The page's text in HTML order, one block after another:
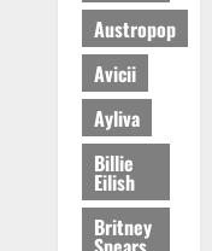
Austropop
Avicii
Ayliva
Billie
Eilish
Britney